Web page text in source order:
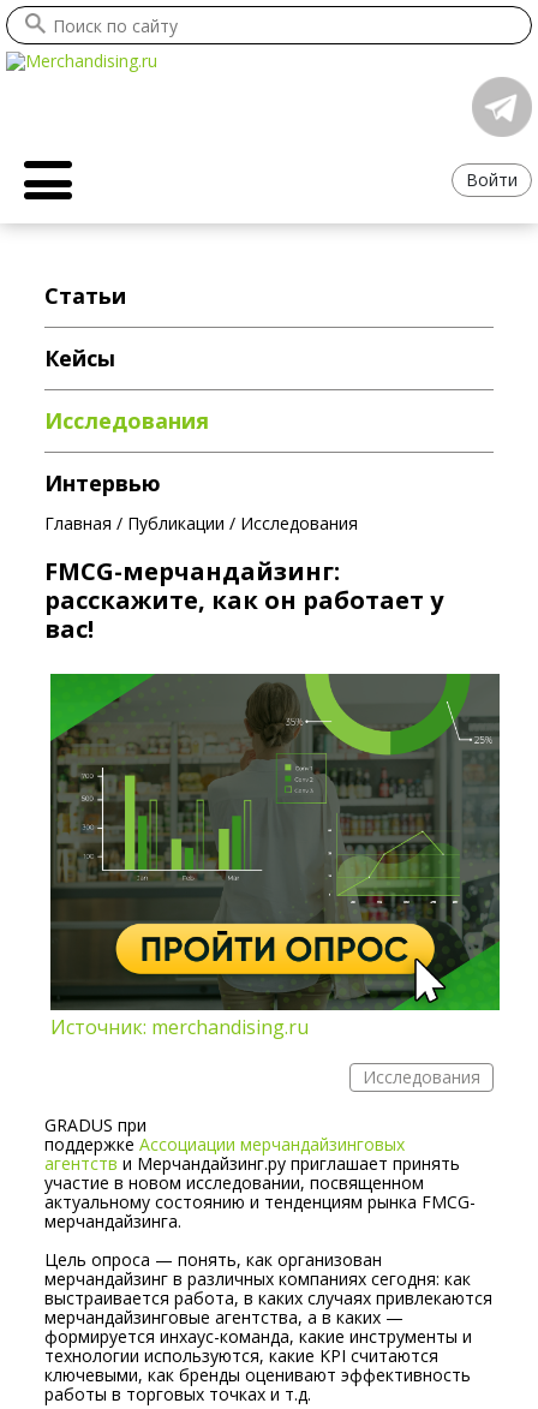
Войти
Главная / Публикации / Исследования
FMCG-мерчандайзинг:
расскажите, как он работает у
вас!
Источник: merchandising.ru
Исследования
GRADUS при
поддержкеАссоциации мерчандайзинговых
агентств и Мерчандайзинг.ру приглашает принять
участие в новом исследовании, посвященном
актуальному состоянию и тенденциям рынка FMCG-
мерчандайзинга.
Цель опроса — понять, как организован
мерчандайзинг в различных компаниях сегодня: как
выстраивается работа, в каких случаях привлекаются
мерчандайзинговые агентства, а в каких —
формируется инхаус-команда, какие инструменты и
технологии используются, какие KPI считаются
ключевыми, как бренды оценивают эффективность
работы в торговых точках и т.д.
Статьи
Кейсы
Исследования
Интервью